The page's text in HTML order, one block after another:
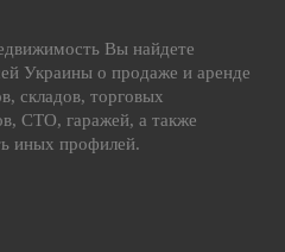
Вы найдете
Украины о продаже и аренде
складов, торговых
СТО, гаражей, а также
иных профилей.